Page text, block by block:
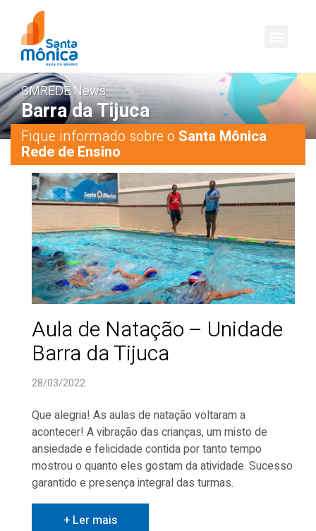
SMREDE News
Barra da Tijuca
Fique informado sobre o Santa Mônica
Rede de Ensino
Aula de Natação – Unidade
Barra da Tijuca
28/03/2022
Que alegria! As aulas de natação voltaram a
acontecer! A vibração das crianças, um misto de
ansiedade e felicidade contida por tanto tempo
mostrou o quanto eles gostam da atividade. Sucesso
garantido e presença integral das turmas.
+ Ler mais